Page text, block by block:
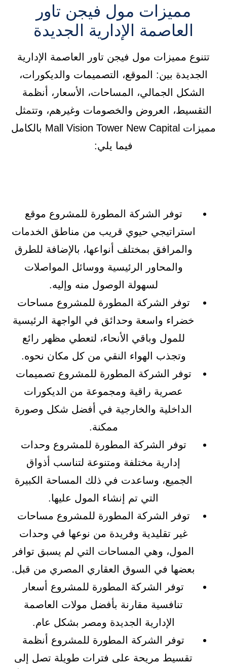
مميزات مول فيجن تاور
العاصمة الإدارية الجديدة
تتنوع مميزات مول فيجن تاور العاصمة الإدارية
الجديدة بين: الموقع، التصميمات والديكورات،
الشكل الجمالي، المساحات، الأسعار، أنظمة
التقسيط، العروض والخصومات وغيرهم، وتتمثل
مميزات Mall Vision Tower New Capital بالكامل
فيما يلي:
توفر الشركة المطورة للمشروع موقع
استراتيجي حيوي قريب من مناطق الخدمات
والمرافق بمختلف أنواعها، بالإضافة للطرق
والمحاور الرئيسية ووسائل المواصلات
لسهولة الوصول منه وإليه.
توفر الشركة المطورة للمشروع مساحات
خضراء واسعة وحدائق في الواجهة الرئيسية
للمول وباقي الأنحاء، لتعطي مظهر رائع
وتجذب الهواء النقي من كل مكان نحوه.
توفر الشركة المطورة للمشروع تصميمات
عصرية راقية ومجموعة من الديكورات
الداخلية والخارجية في أفضل شكل وصورة
ممكنة.
توفر الشركة المطورة للمشروع وحدات
إدارية مختلفة ومتنوعة لتناسب أذواق
الجميع، وساعدت في ذلك المساحة الكبيرة
التي تم إنشاء المول عليها.
توفر الشركة المطورة للمشروع مساحات
غير تقليدية وفريدة من نوعها في وحدات
المول، وهي المساحات التي لم يسبق توافر
بعضها في السوق العقاري المصري من قبل.
توفر الشركة المطورة للمشروع أسعار
تنافسية مقارنة بأفضل مولات العاصمة
الإدارية الجديدة ومصر بشكل عام.
توفر الشركة المطورة للمشروع أنظمة
تقسيط مريحة على فترات طويلة تصل إلى